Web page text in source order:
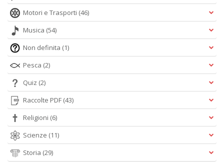
Motori e Trasporti (46)
Musica (54)
Non definita (1)
Pesca (2)
Quiz (2)
Raccolte PDF (43)
Religioni (6)
Scienze (11)
Storia (29)